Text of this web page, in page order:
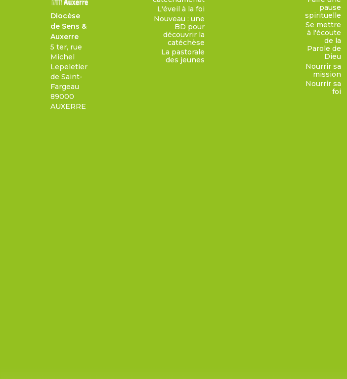
Diocèse
de Sens &
Auxerre
5 ter, rue
Michel
Lepeletier
de Saint-
Fargeau
89000
AUXERRE
L'éveil à la foi
Nouveau : une
BD pour
découvrir la
catéchèse
La pastorale
des jeunes
pause
spirituelle
Se mettre
à l'écoute
de la
Parole de
Dieu
Nourrir sa
mission
Nourrir sa
foi